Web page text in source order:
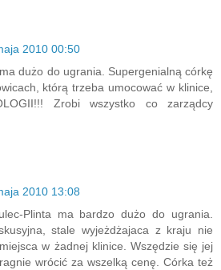
2010 00:50
dużo do ugrania. Supergenialną córkę
którą trzeba umocować w klinice,
Zrobi wszystko co zarządcy
2010 13:08
Plinta ma bardzo dużo do ugrania.
stale wyjeżdżajaca z kraju nie
miejsca w żadnej klinice. Wszędzie się jej
wrócić za wszelką cenę. Córka też